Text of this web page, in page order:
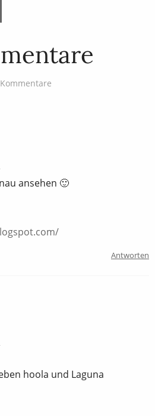
ansehen 🙂
Antworten
hoola und Laguna